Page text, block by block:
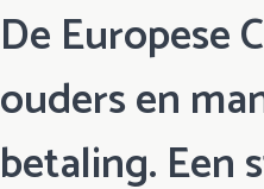
De Europese
ouders en
betaling. Een